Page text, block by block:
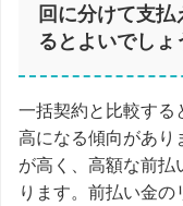
回に分けて支
るとよいでしょ
一括契約と比較する
高になる傾向があり
が高く、高額な前払
ります。前払い金